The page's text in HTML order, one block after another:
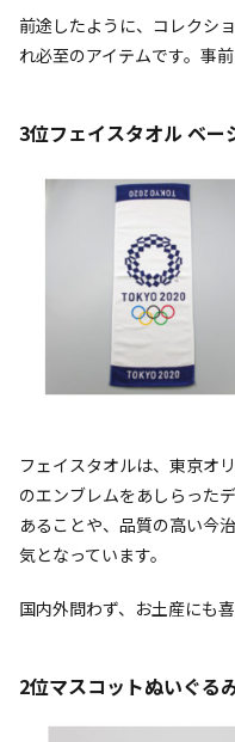
前途したように、コレクシ
れ必至のアイテムです。事
3位フェイスタオル ベ
フェイスタオルは、東京オ
のエンブレムをあしらった
あることや、品質の高い今
気となっています。
国内外問わず、お土産にも
2位マスコットぬいぐる